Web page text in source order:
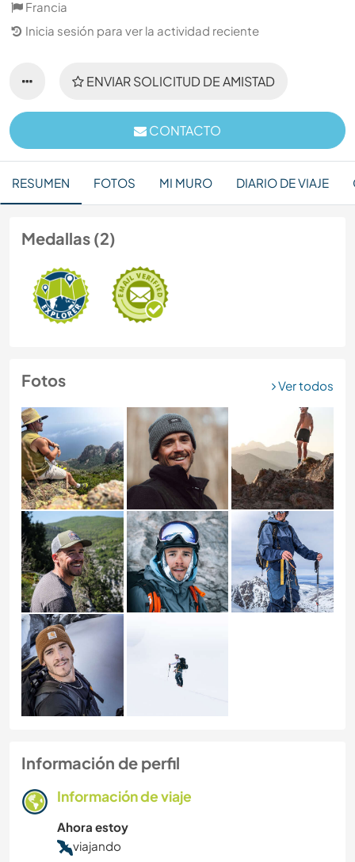
Francia
Inicia sesión para ver la actividad reciente
ENVIAR SOLICITUD DE AMISTAD
CONTACTO
RESUMEN FOTOS MI MURO DIARIO DE VIAJE
Medallas (2)
Fotos Ver todos
Información de perfil
Información de viaje
Ahora estoy
viajando